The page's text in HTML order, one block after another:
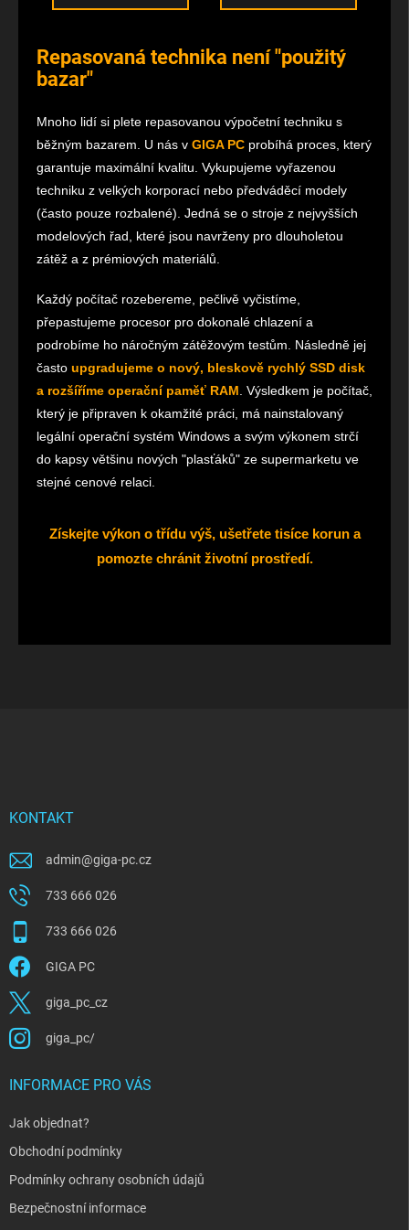
Repasovaná technika není "použitý
bazar"
Mnoho lidí si plete repasovanou výpočetní techniku s
běžným bazarem. U nás v GIGA PC probíhá proces, který
garantuje maximální kvalitu. Vykupujeme vyřazenou
techniku z velkých korporací nebo předváděcí modely
(často pouze rozbalené). Jedná se o stroje z nejvyšších
modelových řad, které jsou navrženy pro dlouholetou
zátěž a z prémiových materiálů.
Každý počítač rozebereme, pečlivě vyčistíme,
přepastujeme procesor pro dokonalé chlazení a
podrobíme ho náročným zátěžovým testům. Následně jej
často upgradujeme o nový, bleskově rychlý SSD disk
a rozšíříme operační paměť RAM . Výsledkem je počítač,
který je připraven k okamžité práci, má nainstalovaný
legální operační systém Windows a svým výkonem strčí
do kapsy většinu nových "plasťáků" ze supermarketu ve
stejné cenové relaci.
Získejte výkon o třídu výš, ušetřete tisíce korun a
pomozte chránit životní prostředí.
KONTAKT
admin@giga-pc.cz
733 666 026
733 666 026
GIGA PC
giga_pc_cz
giga_pc/
INFORMACE PRO VÁS
Jak objednat?
Obchodní podmínky
Podmínky ochrany osobních údajů
Bezpečnostní informace